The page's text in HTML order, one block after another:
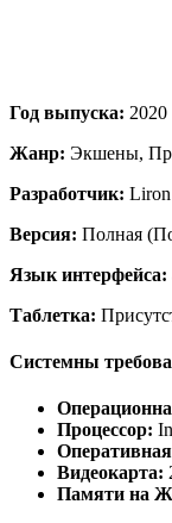
Год выпуска: 2020
Жанр: Экшены,
Разработчик: Liron
Версия: Полная
Язык интерфейса:
Таблетка:
Системны
Процессор:
Видеокарта:
Памяти на